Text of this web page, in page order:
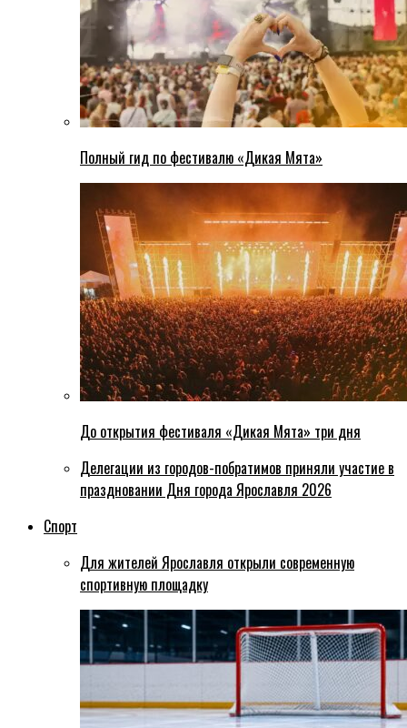
Полный гид по фестивалю «Дикая Мята»
До открытия фестиваля «Дикая Мята» три дня
Делегации из городов-побратимов приняли участие в
праздновании Дня города Ярославля 2026
Спорт
Для жителей Ярославля открыли современную
спортивную площадку